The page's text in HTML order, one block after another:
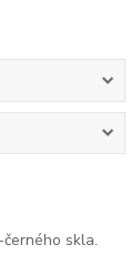
skla.